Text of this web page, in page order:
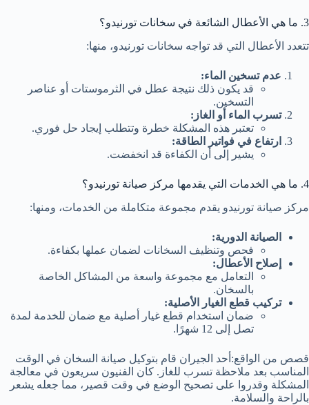
3. ما هي الأعطال الشائعة في سخانات تورنيدو؟
تتعدد الأعطال التي قد تواجه سخانات تورنيدو، منها:
عدم تسخين الماء:
قد يكون ذلك نتيجة عطل في الثرموستات أو عناصر
التسخين.
تسرب الماء أو الغاز:
تعتبر هذه المشكلة خطرة وتتطلب إيجاد حل فوري.
ارتفاع في فواتير الطاقة:
يشير إلى أن الكفاءة قد انخفضت.
4. ما هي الخدمات التي يقدمها مركز صيانة تورنيدو؟
مركز صيانة تورنيدو يقدم مجموعة متكاملة من الخدمات، ومنها:
الصيانة الدورية:
فحص وتنظيف السخانات لضمان عملها بكفاءة.
إصلاح الأعطال:
التعامل مع مجموعة واسعة من المشاكل الخاصة
بالسخان.
تركيب قطع الغيار الأصلية:
ضمان استخدام قطع غيار أصلية مع ضمان للخدمة لمدة
تصل إلى 12 شهرًا.
قصص من الواقع:أحد الجيران قام بتوكيل صيانة السخان في الوقت
المناسب بعد ملاحظة تسرب للغاز. كان الفنيون سريعون في معالجة
المشكلة وقدروا على تصحيح الوضع في وقت قصير، مما جعله يشعر
بالراحة والسلامة.